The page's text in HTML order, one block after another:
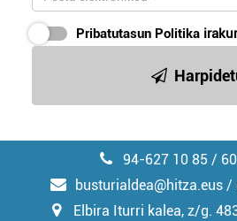
Pribatutasun Politika
94-627 10 85 /
busturialdea@hitza.eus /
Elbira Iturri kalea, z/g.